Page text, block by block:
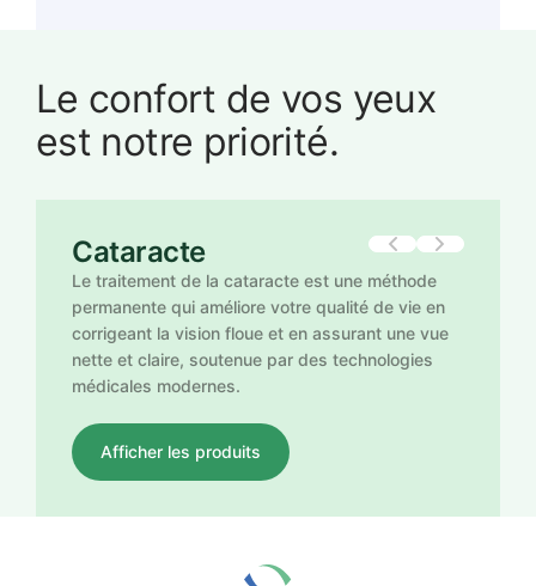
Le confort de vos yeux
est notre priorité.
Rétine
Chaque jour, nous travaillons davantage pour
Afficher les produits